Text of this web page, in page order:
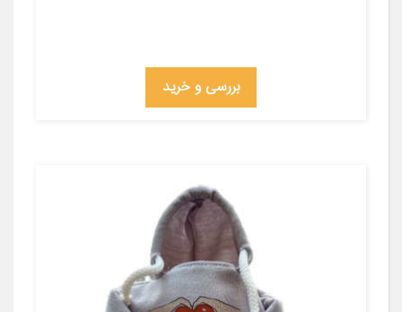
بررسی و خرید